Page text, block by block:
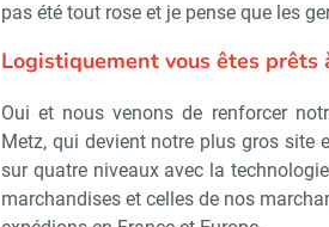
pas été tout rose et je pense que les
Logistiquement vous êtes prêts
Oui et nous venons de renforcer
Metz, qui devient notre plus gros site
sur quatre niveaux avec la
marchandises et celles de nos